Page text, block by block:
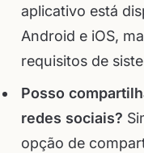
aplicativo está
Android e iOS,
requisitos de
Posso
redes sociais?
opção de